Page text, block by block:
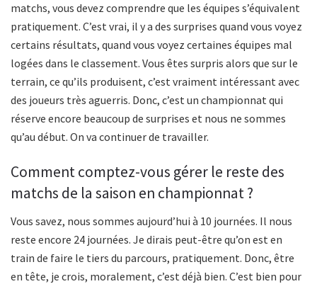
matchs, vous devez comprendre que les équipes s’équivalent
pratiquement. C’est vrai, il y a des surprises quand vous voyez
certains résultats, quand vous voyez certaines équipes mal
logées dans le classement. Vous êtes surpris alors que sur le
terrain, ce qu’ils produisent, c’est vraiment intéressant avec
des joueurs très aguerris. Donc, c’est un championnat qui
réserve encore beaucoup de surprises et nous ne sommes
qu’au début. On va continuer de travailler.
Comment comptez-vous gérer le reste des
matchs de la saison en championnat ?
Vous savez, nous sommes aujourd’hui à 10 journées. Il nous
reste encore 24 journées. Je dirais peut-être qu’on est en
train de faire le tiers du parcours, pratiquement. Donc, être
en tête, je crois, moralement, c’est déjà bien. C’est bien pour